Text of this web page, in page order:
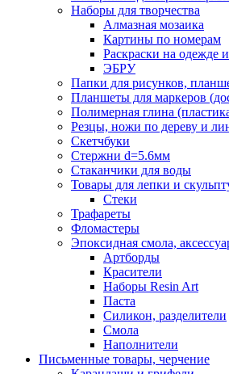
Наборы для творчества
Алмазная мозаика
Картины по номерам
Раскраски на одежде
ЭБРУ
Папки для рисунков,
Планшеты для маркеров
Полимерная глина
Резцы, ножи по дереву и
Скетчбуки
Стержни d=5.6мм
Стаканчики для воды
Товары для лепки и
Стеки
Трафареты
Фломастеры
Эпоксидная смола,
Артборды
Красители
Наборы Resin Art
Паста
Силикон, разделители
Смола
Наполнители
Письменные товары, черчение